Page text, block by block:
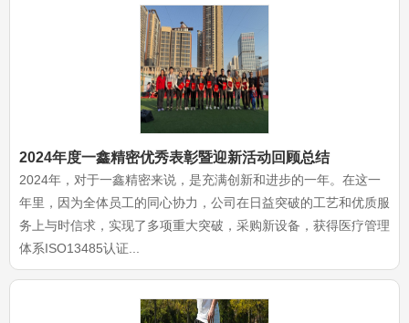
2024年度一鑫精密优秀表彰暨迎新活动回顾总结
2024年，对于一鑫精密来说，是充满创新和进步的一年。在这一
年里，因为全体员工的同心协力，公司在日益突破的工艺和优质服
务上与时信求，实现了多项重大突破，采购新设备，获得医疗管理
体系ISO13485认证...